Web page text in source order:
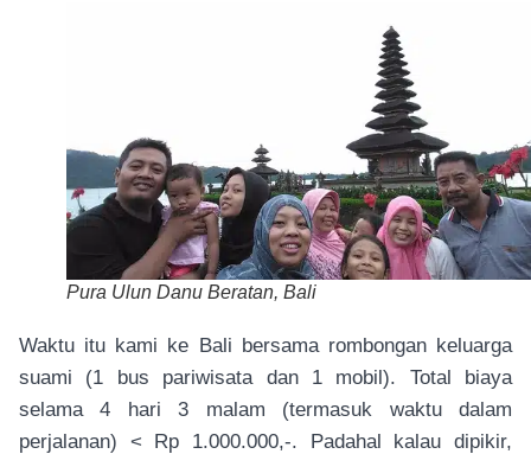
Pura Ulun Danu Beratan, Bali
Waktu itu kami ke Bali bersama rombongan keluarga
suami (1 bus pariwisata dan 1 mobil). Total biaya
selama 4 hari 3 malam (termasuk waktu dalam
perjalanan) < Rp 1.000.000,-. Padahal kalau dipikir,